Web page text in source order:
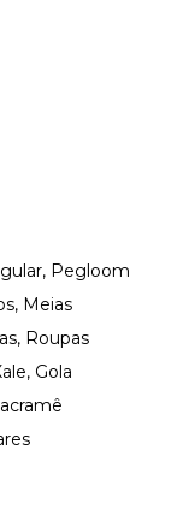
Pegloom
Meias
Roupas
Gola